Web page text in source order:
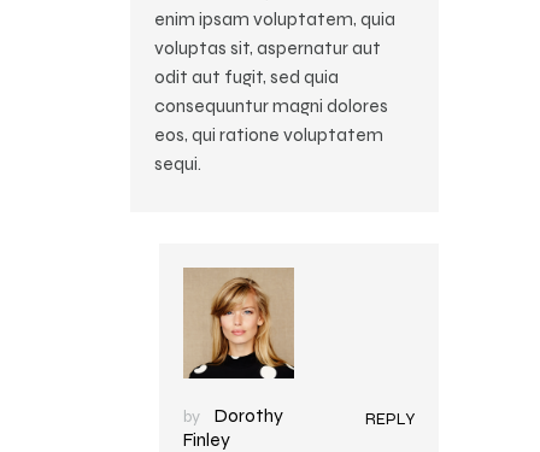
enim ipsam voluptatem, quia
voluptas sit, aspernatur aut
odit aut fugit, sed quia
consequuntur magni dolores
eos, qui ratione voluptatem
sequi.
by
Dorothy
Finley
REPLY